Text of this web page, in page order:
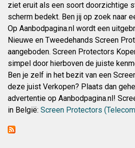
ziet eruit als een soort doorzichtige
scherm bedekt. Ben jij op zoek naar
Op Aanbodpagina.nl wordt een
Nieuwe en Tweedehands Screen
aangeboden. Screen Protectors
simpel door hierboven de juiste
Ben je zelf in het bezit van een
deze juist Verkopen? Plaats dan
advertentie op Aanbodpagina.nl!
in België: Screen Protectors